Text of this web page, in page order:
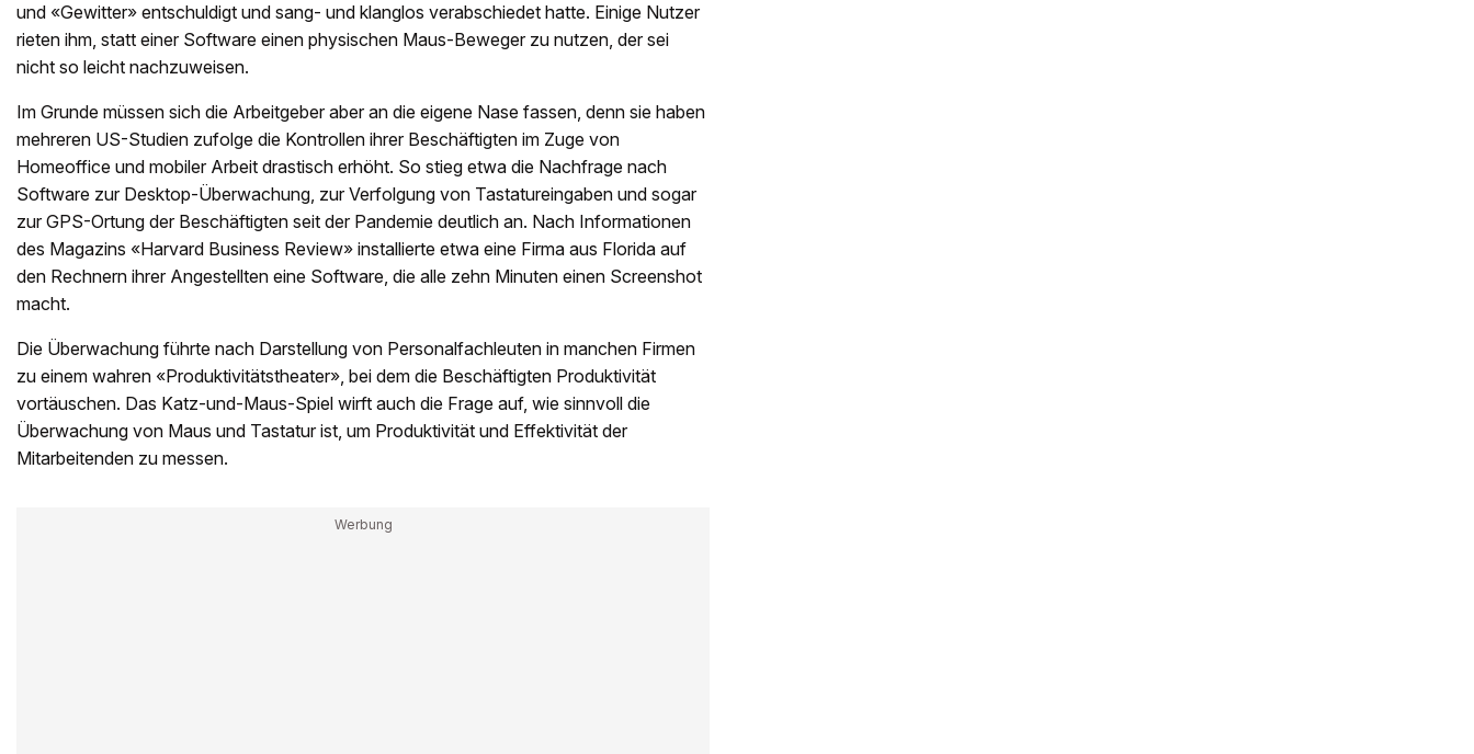
und «Gewitter» entschuldigt und sang- und klanglos verabschiedet hatte. Einige Nutzer
rieten ihm, statt einer Software einen physischen Maus-Beweger zu nutzen, der sei
nicht so leicht nachzuweisen.
Im Grunde müssen sich die Arbeitgeber aber an die eigene Nase fassen, denn sie haben
mehreren US-Studien zufolge die Kontrollen ihrer Beschäftigten im Zuge von
Homeoffice und mobiler Arbeit drastisch erhöht. So stieg etwa die Nachfrage nach
Software zur Desktop-Überwachung, zur Verfolgung von Tastatureingaben und sogar
zur GPS-Ortung der Beschäftigten seit der Pandemie deutlich an. Nach Informationen
des Magazins «Harvard Business Review» installierte etwa eine Firma aus Florida auf
den Rechnern ihrer Angestellten eine Software, die alle zehn Minuten einen Screenshot
macht.
Die Überwachung führte nach Darstellung von Personalfachleuten in manchen Firmen
zu einem wahren «Produktivitätstheater», bei dem die Beschäftigten Produktivität
vortäuschen. Das Katz-und-Maus-Spiel wirft auch die Frage auf, wie sinnvoll die
Überwachung von Maus und Tastatur ist, um Produktivität und Effektivität der
Mitarbeitenden zu messen.